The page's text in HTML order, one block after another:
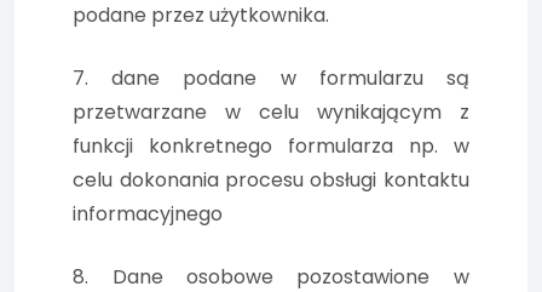
podane przez użytkownika.
7. dane podane w formularzu są
przetwarzane w celu wynikającym z
funkcji konkretnego formularza np. w
celu dokonania procesu obsługi kontaktu
informacyjnego
8. Dane osobowe pozostawione w